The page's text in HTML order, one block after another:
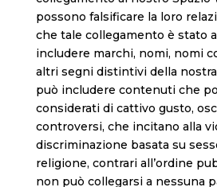
possono falsificare la loro
che tale collegamento è stato
includere marchi, nomi, nomi
altri segni distintivi della
può includere contenuti che
considerati di cattivo gusto,
controversi, che incitano alla
discriminazione basata su
religione, contrari all’ordine
non può collegarsi a nessuna